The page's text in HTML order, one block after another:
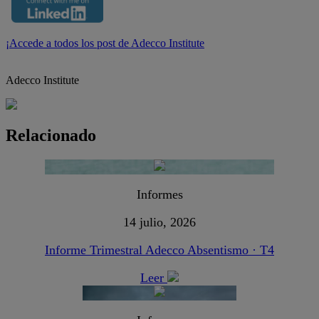
¡Accede a todos los post de Adecco Institute
Adecco Institute
Relacionado
Informes
14 julio, 2026
Informe Trimestral Adecco Absentismo · T4
Leer